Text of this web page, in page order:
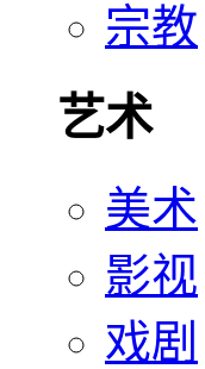
宗教
艺术
美术
影视
戏剧